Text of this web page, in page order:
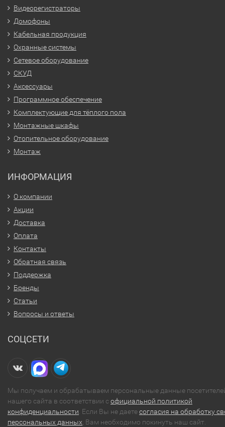
Видеорегистраторы
Домофоны
Кабельная продукция
Охранные системы
Сетевое оборудование
СКУД
Аксессуары
Программное обеспечение
Комплектующие для тёплого пола
Монтажные шкафы
Отопительное оборудование
Монтаж
ИНФОРМАЦИЯ
О компании
Акции
Доставка
Оплата
Контакты
Обратная связь
Поддержка
Бренды
Статьи
Вопросы и ответы
СОЦСЕТИ
Мы получаем и обрабатываем персональные данные
нашего сайта в соответствии софициальной политикой
конфиденциальности . Если Вы не даетесогласия на обработку
персональных данных , Вам необходимо покинуть наш сайт.